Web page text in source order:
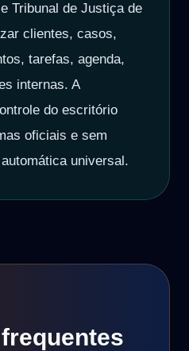
Tribunal de Justiça de
clientes, casos,
tarefas, agenda,
internas. A
do escritório
oficiais e sem
universal.